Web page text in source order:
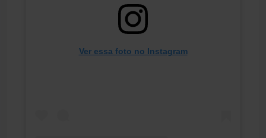
Ver essa foto no Instagram